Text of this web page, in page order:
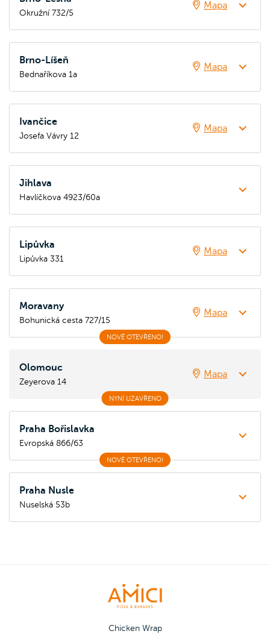
Okružní 732/5
Mapa
Brno-Líšeň
Bednaříkova 1a
Mapa
Ivančice
Josefa Vávry 12
Mapa
Jihlava
Havlíčkova 4923/60a
Lipůvka
Lipůvka 331
Mapa
Moravany
Bohunická cesta 727/15
Mapa
NOVĚ OTEVŘENO!
Olomouc
Zeyerova 14
Mapa
NYNÍ UZAVŘENO
Praha Bořislavka
Evropská 866/63
NOVĚ OTEVŘENO!
Praha Nusle
Nuselská 53b
Chicken Wrap